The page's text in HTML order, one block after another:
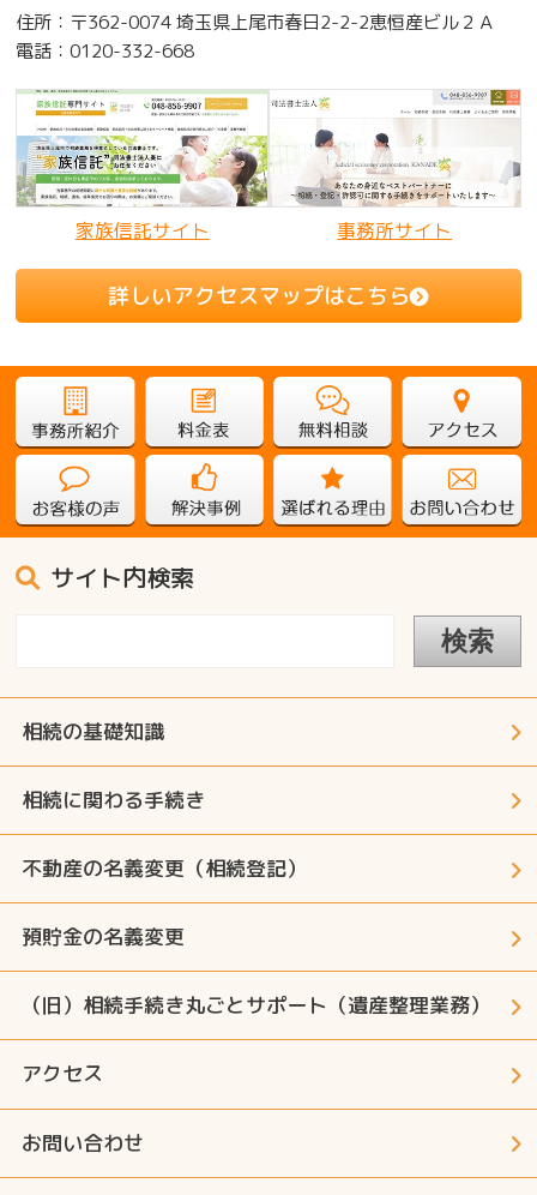
住所： 〒362-0074 埼玉県上尾市春日2-2-2恵恒産ビル２Ａ
電話：0120-332-668
家族信託サイト 事務所サイト
詳しいアクセスマップはこちら
サイト内検索
相続の基礎知識
相続に関わる手続き
不動産の名義変更（相続登記）
預貯金の名義変更
（旧）相続手続き丸ごとサポート（遺産整理業務）
アクセス
お問い合わせ